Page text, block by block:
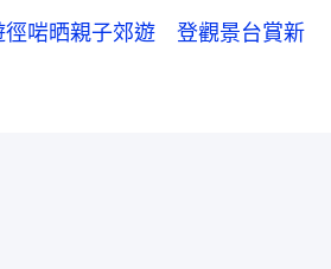
徑啱晒親子郊遊 登觀景台賞新